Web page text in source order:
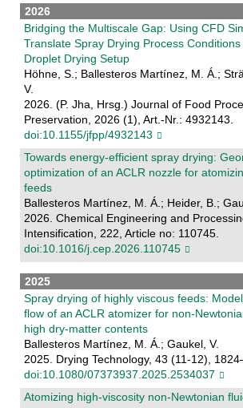
2026
Bridging the Multiscale Gap: Using CFD
Translate Spray Drying Process
Droplet Drying Setup
Höhne, S.; Ballesteros Martínez, M. Á.;
V.
2026. (P. Jha, Hrsg.) Journal of Food
Preservation, 2026 (1), Art.-Nr.: 4932143.
doi:10.1155/jfpp/4932143
Towards energy-efficient spray drying:
optimization of an ACLR nozzle for
feeds
Ballesteros Martínez, M. Á.; Heider, B.;
2026. Chemical Engineering and
Intensification, 222, Article no: 110745.
doi:10.1016/j.cep.2026.110745
2025
Spray drying of highly viscous feeds:
flow of an ACLR atomizer for non-
high dry-matter contents
Ballesteros Martínez, M. Á.; Gaukel, V.
2025. Drying Technology, 43 (11-12),
doi:10.1080/07373937.2025.2534037
Atomizing high-viscosity non-Newtonian